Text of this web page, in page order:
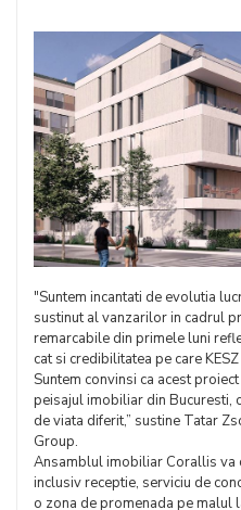
"Suntem incantati de evolutia
sustinut al vanzarilor in cadrul
remarcabile din primele luni
cat si credibilitatea pe care
Suntem convinsi ca acest
peisajul imobiliar din Bucuresti,
de viata diferit,” sustine Tatar
Group.
Ansamblul imobiliar Corallis va
inclusiv receptie, serviciu de
o zona de promenada pe malul